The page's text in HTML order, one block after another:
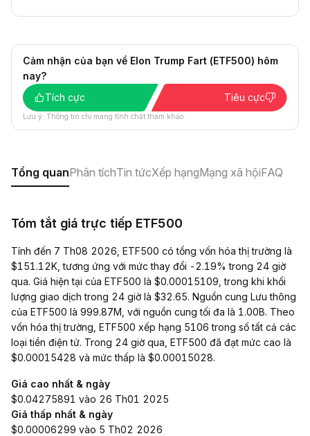
Cảm nhận của bạn về Elon Trump Fart (ETF500) hôm
nay?
Tích cực
Tiêu cực
Lưu ý: Thông tin chỉ mang tính chất tham khảo.
Tổng quanPhân tíchTin tứcXếp hạngMạng xã hộiFAQ
Tóm tắt giá trực tiếp ETF500
Tính đến 7 Th08 2026, ETF500 có tổng vốn hóa thị trường là
$151.12K, tương ứng với mức thay đổi -2.19% trong 24 giờ
qua. Giá hiện tại của ETF500 là $0.00015109, trong khi khối
lượng giao dịch trong 24 giờ là $32.65. Nguồn cung Lưu thông
của ETF500 là 999.87M, với nguồn cung tối đa là 1.00B. Theo
vốn hóa thị trường, ETF500 xếp hạng 5106 trong số tất cả các
loại tiền điện tử. Trong 24 giờ qua, ETF500 đã đạt mức cao là
$0.00015428 và mức thấp là $0.00015028.
Giá cao nhất & ngày
$0.04275891 vào 26 Th01 2025
Giá thấp nhất & ngày
$0.00006299 vào 5 Th02 2026